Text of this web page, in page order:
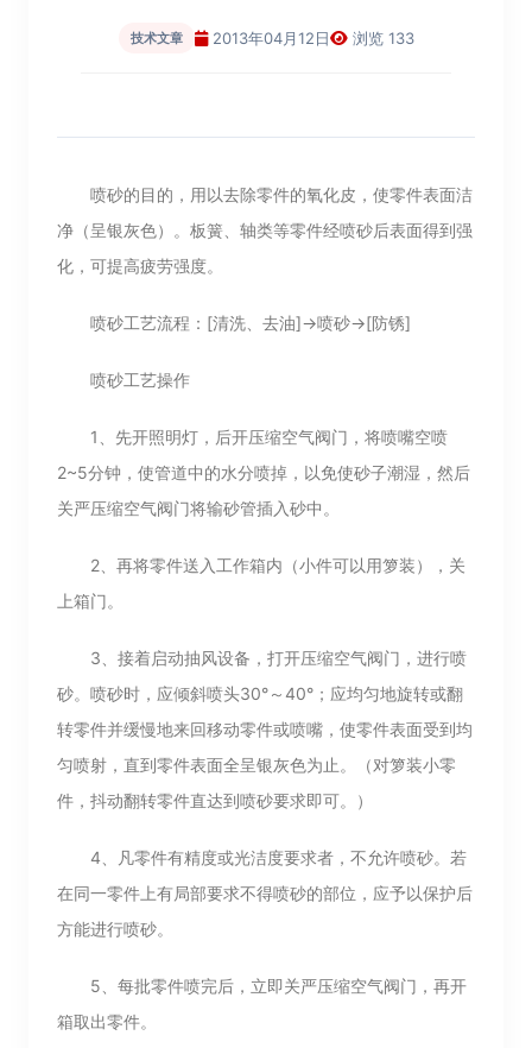
技术文章 2013年04月12日 浏览 133
喷砂的目的，用以去除零件的氧化皮，使零件表面洁
净（呈银灰色）。板簧、轴类等零件经喷砂后表面得到强
化，可提高疲劳强度。
喷砂工艺流程：[清洗、去油]→喷砂→[防锈]
喷砂工艺操作
1、先开照明灯，后开压缩空气阀门，将喷嘴空喷
2~5分钟，使管道中的水分喷掉，以免使砂子潮湿，然后
关严压缩空气阀门将输砂管插入砂中。
2、再将零件送入工作箱内（小件可以用箩装），关
上箱门。
3、接着启动抽风设备，打开压缩空气阀门，进行喷
砂。喷砂时，应倾斜喷头30°～40°；应均匀地旋转或翻
转零件并缓慢地来回移动零件或喷嘴，使零件表面受到均
匀喷射，直到零件表面全呈银灰色为止。（对箩装小零
件，抖动翻转零件直达到喷砂要求即可。）
4、凡零件有精度或光洁度要求者，不允许喷砂。若
在同一零件上有局部要求不得喷砂的部位，应予以保护后
方能进行喷砂。
5、每批零件喷完后，立即关严压缩空气阀门，再开
箱取出零件。